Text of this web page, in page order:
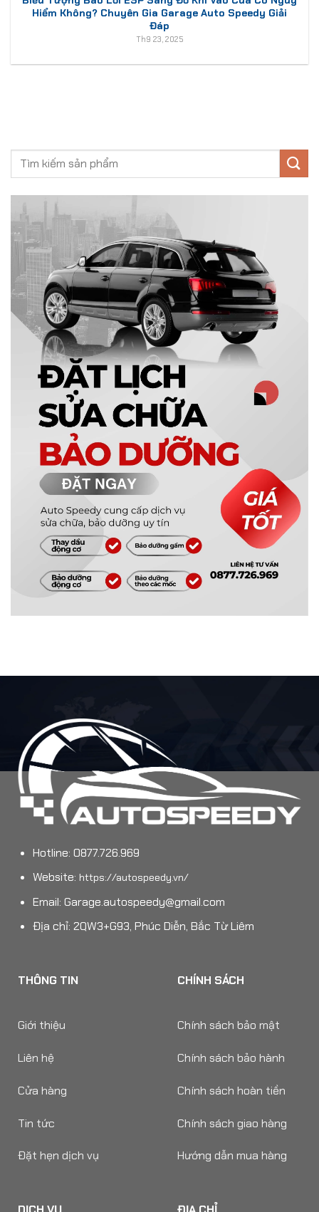
Hiểm Không? Chuyên Gia Garage Auto Speedy Giải
Đáp
Th9 23, 2025
Hotline: 0877.726.969
Website: https://autospeedy.vn/
Email: Garage.autospeedy@gmail.com
Địa chỉ: 2QW3+G93, Phúc Diễn, Bắc Từ Liêm
THÔNG TIN
Giới thiệu
Liên hệ
Cửa hàng
Tin tức
Đặt hẹn dịch vụ
CHÍNH SÁCH
Chính sách bảo mật
Chính sách bảo hành
Chính sách hoàn tiền
Chính sách giao hàng
Hướng dẫn mua hàng